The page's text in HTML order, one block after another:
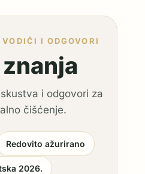
I ODGOVORI
i odgovori za
čišćenje.
Redovito ažurirano
2026.